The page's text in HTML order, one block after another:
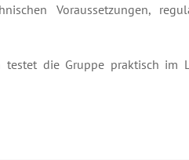
Voraussetzungen,
testet die Gruppe praktisch im